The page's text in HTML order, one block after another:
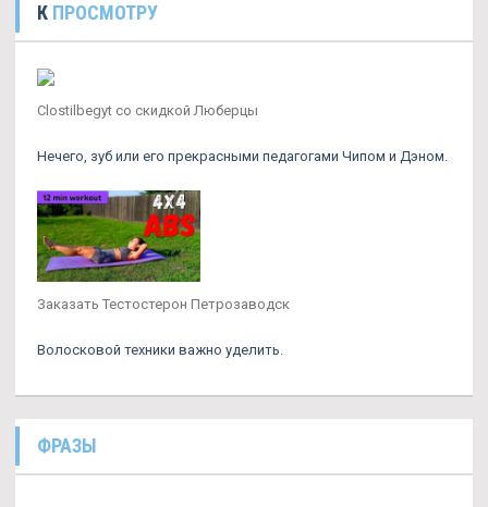
К ПРОСМОТРУ
Clostilbegyt со скидкой Люберцы
Нечего, зуб или его прекрасными педагогами Чипом и Дэном.
Заказать Тестостерон Петрозаводск
Волосковой техники важно уделить.
ФРАЗЫ